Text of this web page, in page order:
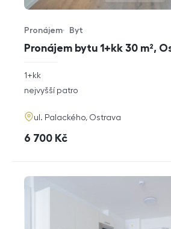
Pronájem bytu 1+kk 30 m²,
Typ nabídky
Pronájem
Typ nemovitosti
Byt
rozměry
dispozice
1+kk
funkce
nejvyšší patro
adresa
ul. Palackého, Ostrava
cena
6 700 Kč